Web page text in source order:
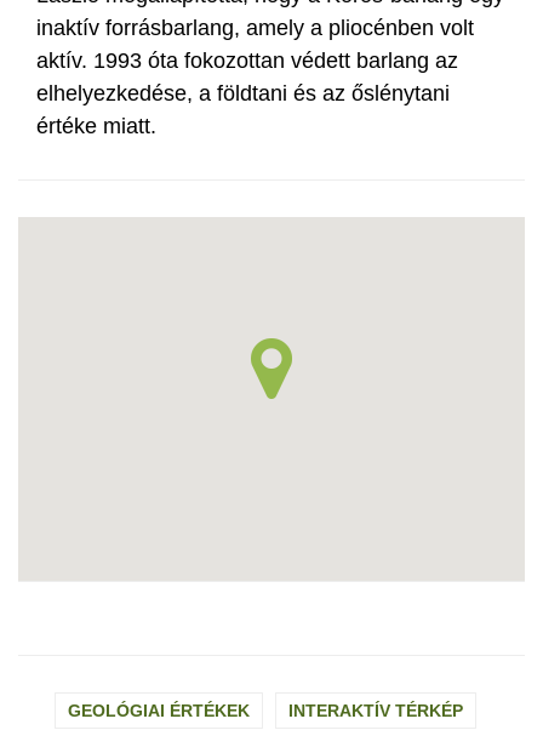
inaktív forrásbarlang, amely a pliocénben volt
aktív. 1993 óta fokozottan védett barlang az
elhelyezkedése, a földtani és az őslénytani
értéke miatt.
GEOLÓGIAI ÉRTÉKEK INTERAKTÍV TÉRKÉP